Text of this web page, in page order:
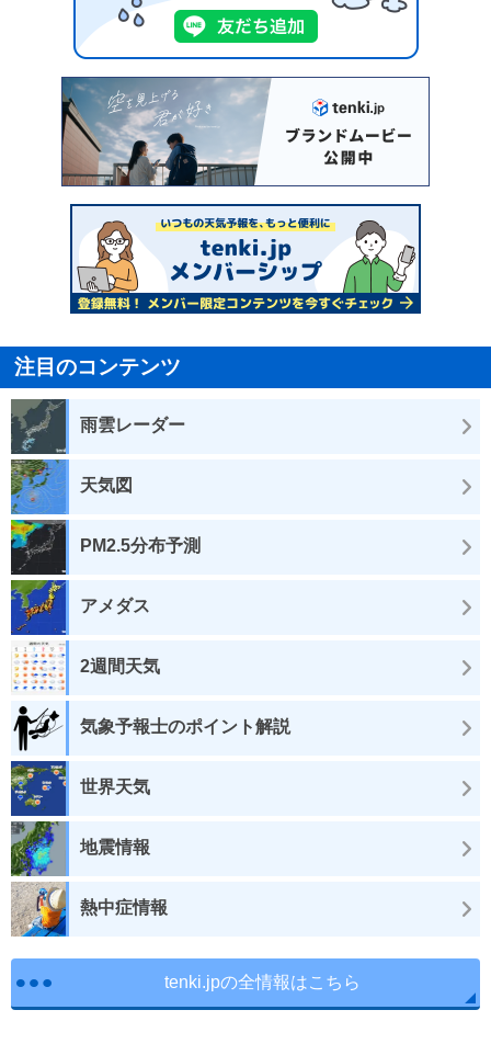
注目のコンテンツ
雨雲レーダー
天気図
PM2.5分布予測
アメダス
2週間天気
気象予報士のポイント解説
世界天気
地震情報
熱中症情報
tenki.jpの全情報はこちら